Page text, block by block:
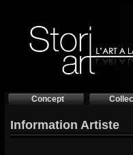
Concept
Information Artiste